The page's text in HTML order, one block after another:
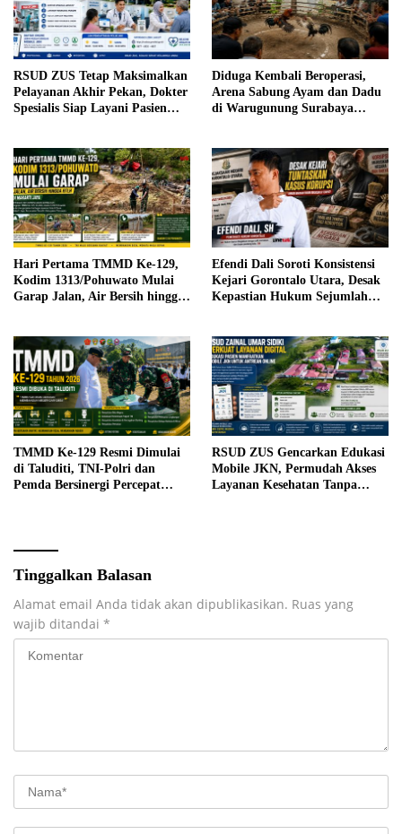
RSUD ZUS Tetap Maksimalkan
Pelayanan Akhir Pekan, Dokter
Spesialis Siap Layani Pasien
Diduga Kembali Beroperasi,
Arena Sabung Ayam dan Dadu
di Warugunung Surabaya
Hari Pertama TMMD Ke-129,
Kodim 1313/Pohuwato Mulai
Garap Jalan, Air Bersih hingga
Efendi Dali Soroti Konsistensi
Kejari Gorontalo Utara, Desak
Kepastian Hukum Sejumlah
TMMD Ke-129 Resmi Dimulai
di Taluditi, TNI-Polri dan
Pemda Bersinergi Percepat
RSUD ZUS Gencarkan Edukasi
Mobile JKN, Permudah Akses
Layanan Kesehatan Tanpa
Tinggalkan Balasan
Alamat email Anda tidak akan dipublikasikan. Ruas yang
wajib ditandai *